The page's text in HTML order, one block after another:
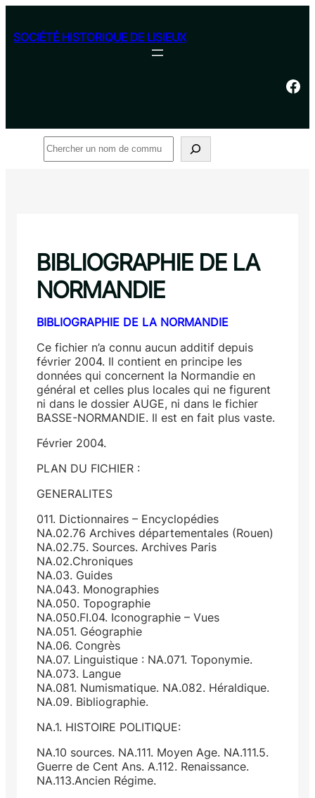
contenu
SOCIÉTÉ HISTORIQUE DE LISIEUX
Facebook
Rechercher
BIBLIOGRAPHIE DE LA
NORMANDIE
BIBLIOGRAPHIE DE LA NORMANDIE
Ce fichier n’a connu aucun additif depuis
février 2004. Il contient en principe les
données qui concernent la Normandie en
général et celles plus locales qui ne figurent
ni dans le dossier AUGE, ni dans le fichier
BASSE-NORMANDIE. Il est en fait plus vaste.
Février 2004.
PLAN DU FICHIER :
GENERALITES
011. Dictionnaires – Encyclopédies
NA.02.76 Archives départementales (Rouen)
NA.02.75. Sources. Archives Paris
NA.02.Chroniques
NA.03. Guides
NA.043. Monographies
NA.050. Topographie
NA.050.FI.04. Iconographie – Vues
NA.051. Géographie
NA.06. Congrès
NA.07. Linguistique : NA.071. Toponymie.
NA.073. Langue
NA.081. Numismatique. NA.082. Héraldique.
NA.09. Bibliographie.
NA.1. HISTOIRE POLITIQUE:
NA.10 sources. NA.111. Moyen Age. NA.111.5.
Guerre de Cent Ans. A.112. Renaissance.
NA.113.Ancien Régime.